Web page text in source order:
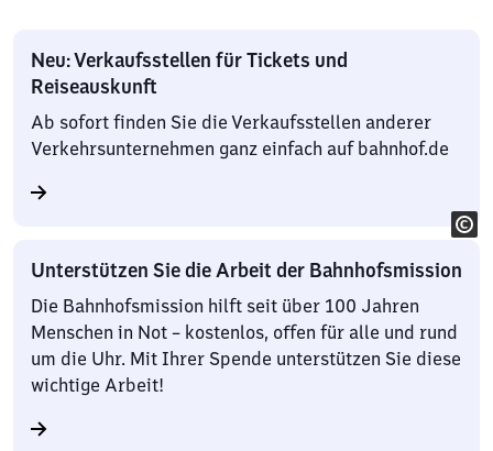
Neu: Verkaufsstellen für Tickets und
Reiseauskunft
Ab sofort finden Sie die Verkaufsstellen anderer
Verkehrsunternehmen ganz einfach auf bahnhof.de
Unterstützen Sie die Arbeit der Bahnhofsmission
Die Bahnhofsmission hilft seit über 100 Jahren
Menschen in Not – kostenlos, offen für alle und rund
um die Uhr. Mit Ihrer Spende unterstützen Sie diese
wichtige Arbeit!